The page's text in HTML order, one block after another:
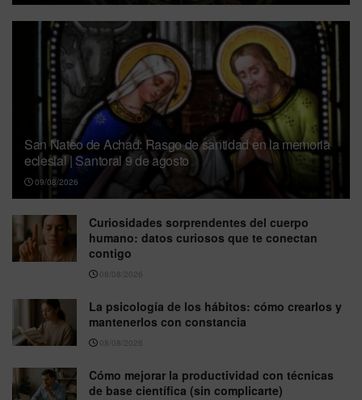
San Nateo de Achad: Rasgo de santidad en la memoria
eclesial | Santoral 9 de agosto
09/08/2026
Curiosidades sorprendentes del cuerpo
humano: datos curiosos que te conectan
contigo
08/08/2026
La psicología de los hábitos: cómo crearlos y
mantenerlos con constancia
08/08/2026
Cómo mejorar la productividad con técnicas
de base científica (sin complicarte)